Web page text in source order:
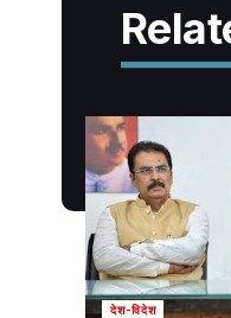
देश-विदेश